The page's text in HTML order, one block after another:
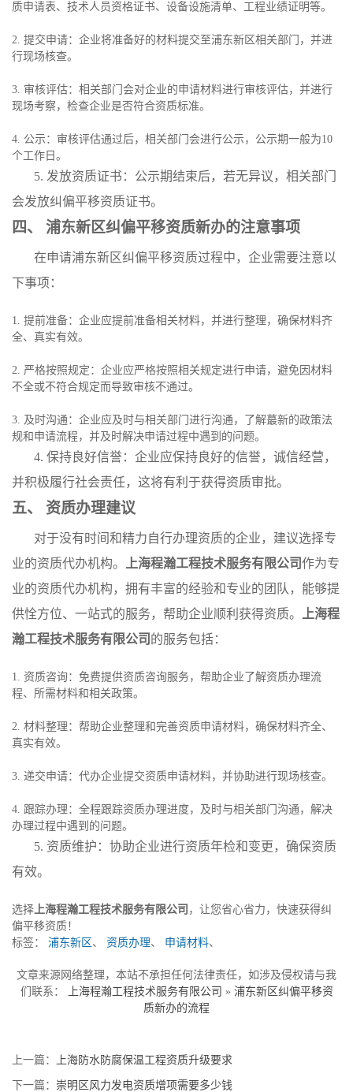
质申请表、技术人员资格证书、设备设施清单、工程业绩证明等。
2. 提交申请：企业将准备好的材料提交至浦东新区相关部门，并进
行现场核查。
3. 审核评估：相关部门会对企业的申请材料进行审核评估，并进行
现场考察，检查企业是否符合资质标准。
4. 公示：审核评估通过后，相关部门会进行公示，公示期一般为10
个工作日。
5. 发放资质证书：公示期结束后，若无异议，相关部门
会发放纠偏平移资质证书。
四、 浦东新区纠偏平移资质新办的注意事项
在申请浦东新区纠偏平移资质过程中，企业需要注意以
下事项：
1. 提前准备：企业应提前准备相关材料，并进行整理，确保材料齐
全、真实有效。
2. 严格按照规定：企业应严格按照相关规定进行申请，避免因材料
不全或不符合规定而导致审核不通过。
3. 及时沟通：企业应及时与相关部门进行沟通，了解蕞新的政策法
规和申请流程，并及时解决申请过程中遇到的问题。
4. 保持良好信誉：企业应保持良好的信誉，诚信经营，
并积极履行社会责任，这将有利于获得资质审批。
五、 资质办理建议
对于没有时间和精力自行办理资质的企业，建议选择专
业的资质代办机构。
上海程瀚工程技术服务有限公司作为专
业的资质代办机构，拥有丰富的经验和专业的团队，能够提
供恮方位、一站式的服务，帮助企业顺利获得资质。
上海程
瀚工程技术服务有限公司 的服务包括：
1. 资质咨询：免费提供资质咨询服务，帮助企业了解资质办理流
程、所需材料和相关政策。
2. 材料整理：帮助企业整理和完善资质申请材料，确保材料齐全、
真实有效。
3. 递交申请：代办企业提交资质申请材料，并协助进行现场核查。
4. 跟踪办理：全程跟踪资质办理进度，及时与相关部门沟通，解决
办理过程中遇到的问题。
5. 资质维护：协助企业进行资质年检和变更，确保资质
有效。
选择上海程瀚工程技术服务有限公司 ，让您省心省力，快速获得纠
偏平移资质！
标签： 浦东新区 、 资质办理、 申请材料、
文章来源网络整理，本站不承担任何法律责任，如涉及侵权请与我
们联系：
上海程瀚工程技术服务有限公司 » 浦东新区纠偏平移资
质新办的流程
上一篇： 上海防水防腐保温工程资质升级要求
下一篇： 崇明区风力发电资质增项需要多少钱